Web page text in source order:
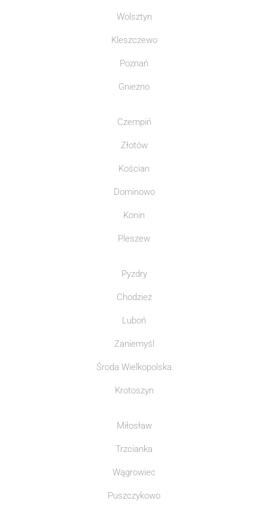
Wolsztyn
Kleszczewo
Poznań
Gniezno
Czempiń
Złotów
Kościan
Dominowo
Konin
Pleszew
Pyzdry
Chodzież
Luboń
Zaniemyśl
Środa Wielkopolska
Krotoszyn
Miłosław
Trzcianka
Wągrowiec
Puszczykowo